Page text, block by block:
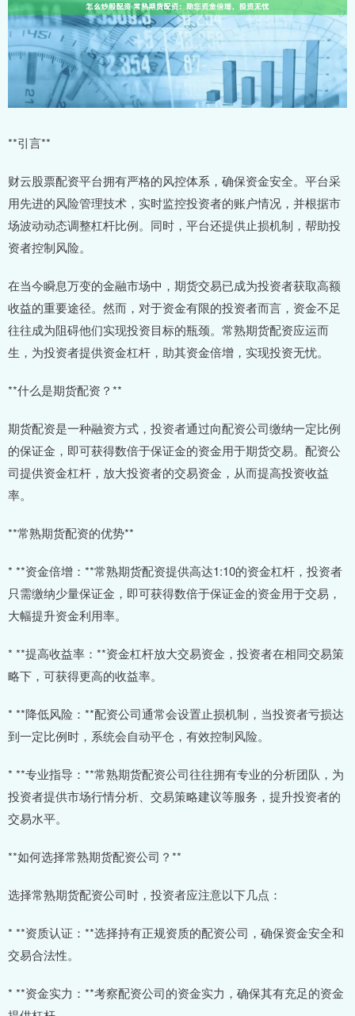
**引言**
财云股票配资平台拥有严格的风控体系，确保资金安全。平台采
用先进的风险管理技术，实时监控投资者的账户情况，并根据市
场波动动态调整杠杆比例。同时，平台还提供止损机制，帮助投
资者控制风险。
在当今瞬息万变的金融市场中，期货交易已成为投资者获取高额
收益的重要途径。然而，对于资金有限的投资者而言，资金不足
往往成为阻碍他们实现投资目标的瓶颈。常熟期货配资应运而
生，为投资者提供资金杠杆，助其资金倍增，实现投资无忧。
**什么是期货配资？**
期货配资是一种融资方式，投资者通过向配资公司缴纳一定比例
的保证金，即可获得数倍于保证金的资金用于期货交易。配资公
司提供资金杠杆，放大投资者的交易资金，从而提高投资收益
率。
**常熟期货配资的优势**
* **资金倍增：**常熟期货配资提供高达1:10的资金杠杆，投资者
只需缴纳少量保证金，即可获得数倍于保证金的资金用于交易，
大幅提升资金利用率。
* **提高收益率：**资金杠杆放大交易资金，投资者在相同交易策
略下，可获得更高的收益率。
* **降低风险：**配资公司通常会设置止损机制，当投资者亏损达
到一定比例时，系统会自动平仓，有效控制风险。
* **专业指导：**常熟期货配资公司往往拥有专业的分析团队，为
投资者提供市场行情分析、交易策略建议等服务，提升投资者的
交易水平。
**如何选择常熟期货配资公司？**
选择常熟期货配资公司时，投资者应注意以下几点：
* **资质认证：**选择持有正规资质的配资公司，确保资金安全和
交易合法性。
* **资金实力：**考察配资公司的资金实力，确保其有充足的资金